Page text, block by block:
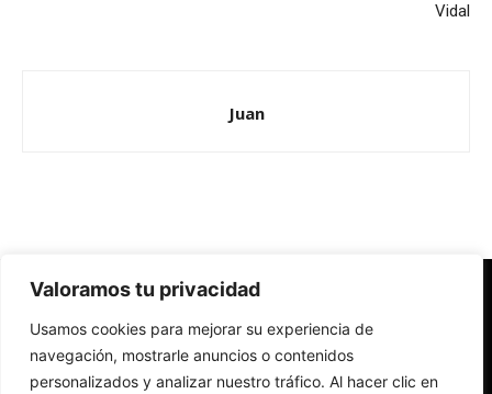
Valoramos tu privacidad
Usamos cookies para mejorar su experiencia de
navegación, mostrarle anuncios o contenidos
personalizados y analizar nuestro tráfico. Al hacer clic en
Vidal
Juan
Redes Cristianas
Una mirada alternativa sobre la Iglesia católica y la sociedad
- Colectivos de Redes Cristianas